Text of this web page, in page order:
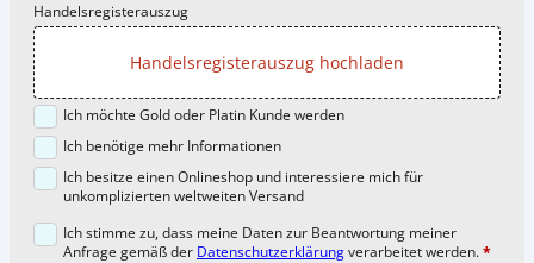
Handelsregisterauszug
Handelsregisterauszug hochladen
Ich möchte Gold oder Platin Kunde werden
Ich benötige mehr Informationen
Ich besitze einen Onlineshop und interessiere mich für
unkomplizierten weltweiten Versand
Ich stimme zu, dass meine Daten zur Beantwortung meiner
Anfrage gemäß der Datenschutzerklärungverarbeitet werden.*